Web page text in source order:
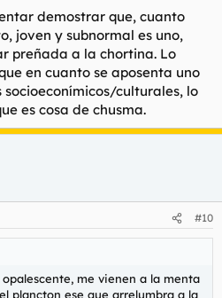
demostrar que, cuanto
joven y subnormal es uno,
preñada a la chortina. Lo
en cuanto se aposenta uno
culturales, lo
es cosa de chusma.
#10
me vienen a la menta
plancton ese que arrelumbra a la